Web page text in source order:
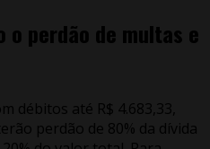
o perdão de multas e
débitos até R$ 4.683,33,
perdão de 80% da dívida